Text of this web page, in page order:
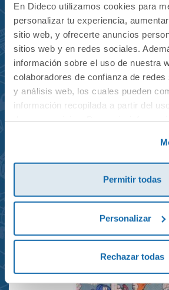
En Dideco utilizamos cookies para
personalizar tu experiencia,
sitio web, y ofrecerte anuncios
sitios web y en redes sociales.
información sobre el uso de nuestra
colaboradores de confianza de
y análisis web, los cuales pueden
información recopilada a partir del
Permitir todas
Personalizar
Rechazar todas
reciclada
23,95€